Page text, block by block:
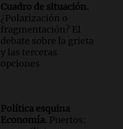
Cuadro de situación.
¿Polarización o
fragmentación? El
debate sobre la grieta
y las terceras
opciones
Política esquina
Economía. Puertos: